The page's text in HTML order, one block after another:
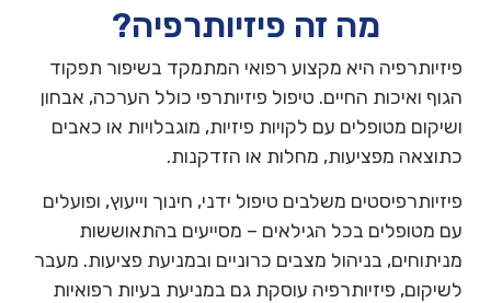
מה זה פיזיותרפיה?
פיזיותרפיה היא מקצוע רפואי המתמקד בשיפור תפקוד
הגוף ואיכות החיים. טיפול פיזיותרפי כולל הערכה, אבחון
ושיקום מטופלים עם לקויות פיזיות, מוגבלויות או כאבים
כתוצאה מפציעות, מחלות או הזדקנות.
פיזיותרפיסטים משלבים טיפול ידני, חינוך וייעוץ, ופועלים
עם מטופלים בכל הגילאים – מסייעים בהתאוששות
מניתוחים, בניהול מצבים כרוניים ובמניעת פציעות. מעבר
לשיקום, פיזיותרפיה עוסקת גם במניעת בעיות רפואיות